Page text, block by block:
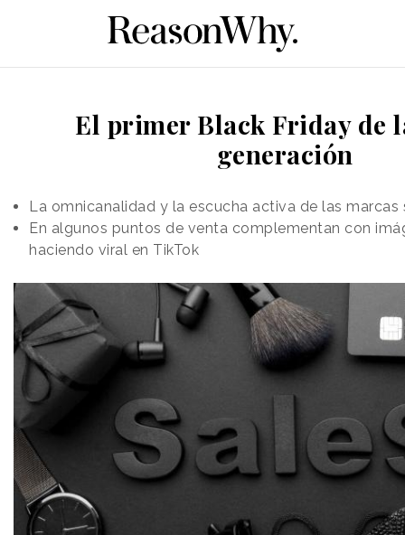
El primer Black Friday de
generación
La omnicanalidad y la escucha activa de las marcas
En algunos puntos de venta complementan con
haciendo viral en TikTok